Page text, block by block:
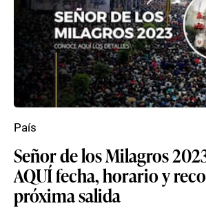
Señor de los Milagros
AQUÍ fecha, horario y
próxima salida
País